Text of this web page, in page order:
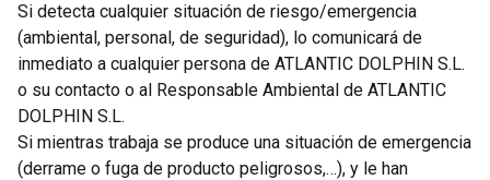
Si detecta cualquier situación de riesgo/emergencia
(ambiental, personal, de seguridad), lo comunicará de
inmediato a cualquier persona de ATLANTIC DOLPHIN S.L.
o su contacto o al Responsable Ambiental de ATLANTIC
DOLPHIN S.L.
Si mientras trabaja se produce una situación de emergencia
(derrame o fuga de producto peligrosos,…), y le han